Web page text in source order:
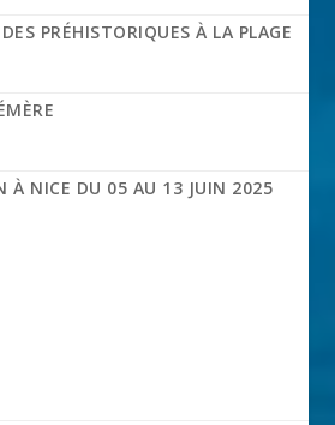
PRÉHISTORIQUES À LA PLAGE
À NICE DU 05 AU 13 JUIN 2025